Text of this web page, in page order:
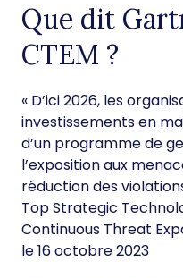
Que dit
CTEM ?
« D’ici 2026, les
investissements en
d’un programme de
l’exposition aux
réduction des
Top Strategic
Continuous Threat
le 16 octobre 2023